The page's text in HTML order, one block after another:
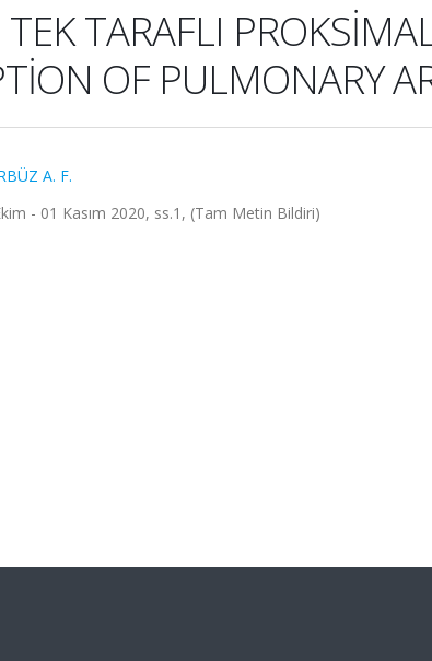
TARAFLI
OF PULMONARY
A. F.
- 01 Kasım 2020, ss.1, (Tam Metin Bildiri)